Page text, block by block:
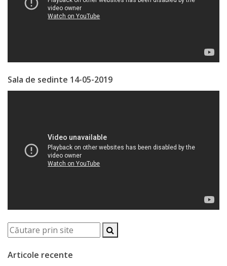
Regulament
Secretarul
Consiliului
Comisii
Regulamentul
Consiliului
Dispoziții
Sala de sedinte 14-05-2019
Articole recente